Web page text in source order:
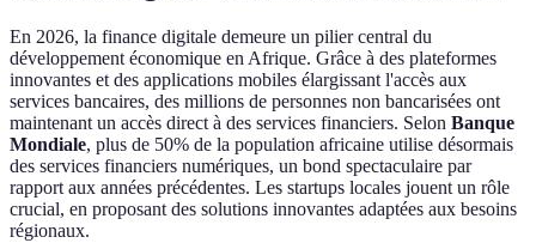
En 2026, la finance digitale demeure un pilier central du
développement économique en Afrique. Grâce à des plateformes
innovantes et des applications mobiles élargissant l'accès aux
services bancaires, des millions de personnes non bancarisées ont
maintenant un accès direct à des services financiers. Selon Banque
Mondiale, plus de 50% de la population africaine utilise désormais
des services financiers numériques, un bond spectaculaire par
rapport aux années précédentes. Les startups locales jouent un rôle
crucial, en proposant des solutions innovantes adaptées aux besoins
régionaux.